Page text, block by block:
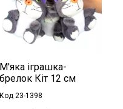
М'яка іграшка-
брелок Кіт 12 см
Код 23-1398